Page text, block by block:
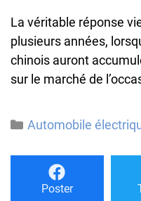
La véritable réponse
plusieurs années,
chinois auront
sur le marché de
Catégories
Automobile
Poster